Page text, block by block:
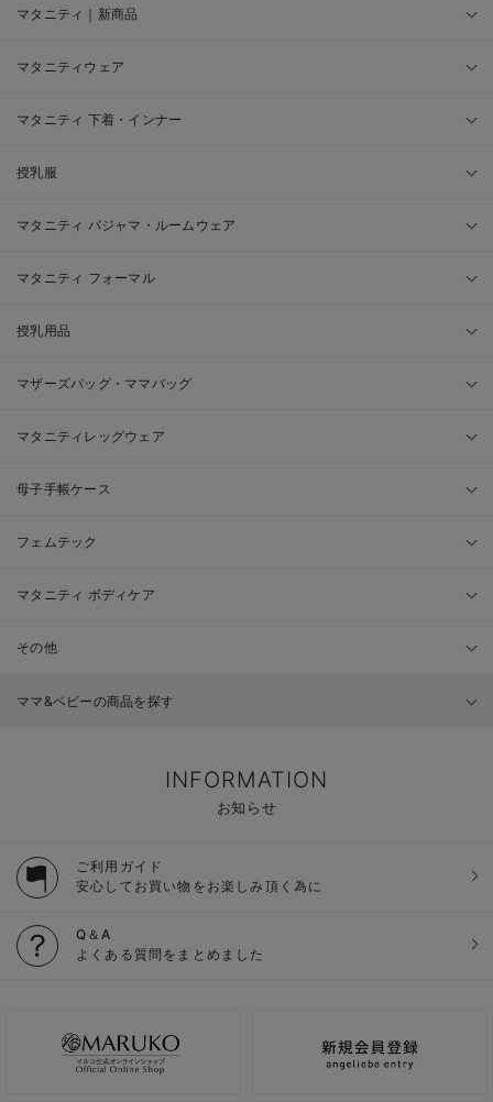
マタニティ｜新商品
マタニティウェア
マタニティ 下着・インナー
授乳服
マタニティ パジャマ・ルームウェア
マタニティ フォーマル
授乳用品
マザーズバッグ・ママバッグ
マタニティレッグウェア
母子手帳ケース
フェムテック
マタニティ ボディケア
その他
ママ&ベビーの商品を探す
INFORMATION
お知らせ
ご利用ガイド
安心してお買い物をお楽しみ頂く為に
Q＆A
よくある質問をまとめました